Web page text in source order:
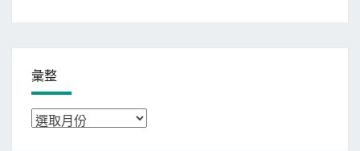
彙整
彙